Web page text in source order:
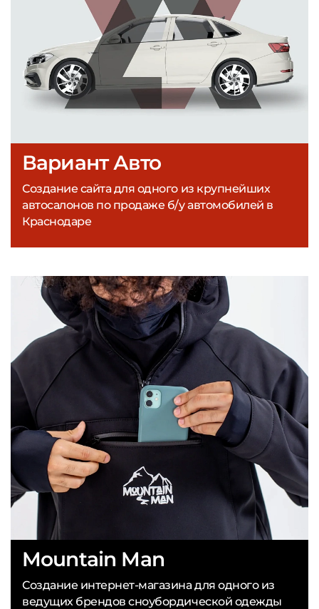
Вариант Авто
Создание сайта для одного из крупнейших
автосалонов по продаже б/у автомобилей в
Краснодаре
Mountain Man
Создание интернет-магазина для одного из
ведущих брендов сноубордической одежды